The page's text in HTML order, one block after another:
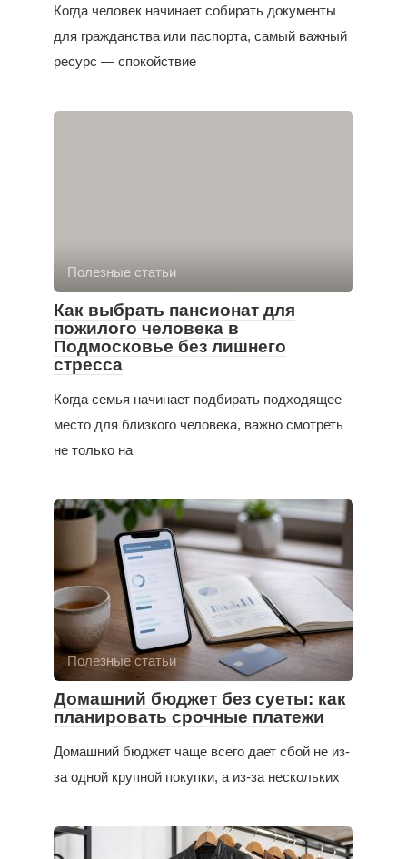
Когда человек начинает собирать документы
для гражданства или паспорта, самый важный
ресурс — спокойствие
Полезные статьи
Как выбрать пансионат для
пожилого человека в
Подмосковье без лишнего
стресса
Когда семья начинает подбирать подходящее
место для близкого человека, важно смотреть
не только на
Полезные статьи
Домашний бюджет без суеты: как
планировать срочные платежи
Домашний бюджет чаще всего дает сбой не из-
за одной крупной покупки, а из-за нескольких